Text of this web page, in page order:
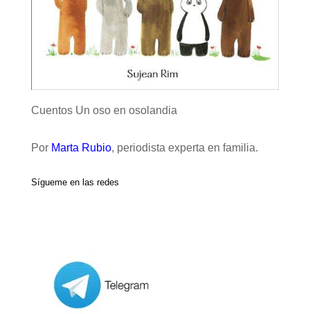
Cuentos Un oso en osolandia
Por Marta Rubio, periodista experta en familia.
Sígueme en las redes